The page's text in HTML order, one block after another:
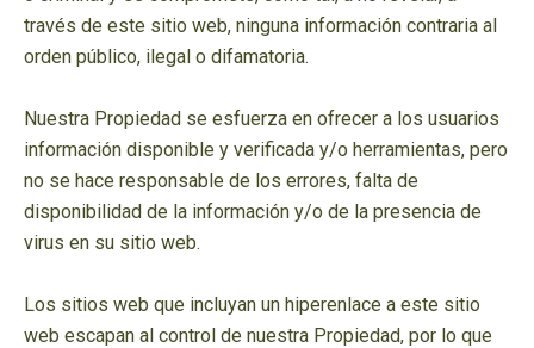
través de este sitio web, ninguna información contraria al
orden público, ilegal o difamatoria.
Nuestra Propiedad se esfuerza en ofrecer a los usuarios
información disponible y verificada y/o herramientas, pero
no se hace responsable de los errores, falta de
disponibilidad de la información y/o de la presencia de
virus en su sitio web.
Los sitios web que incluyan un hiperenlace a este sitio
web escapan al control de nuestra Propiedad, por lo que